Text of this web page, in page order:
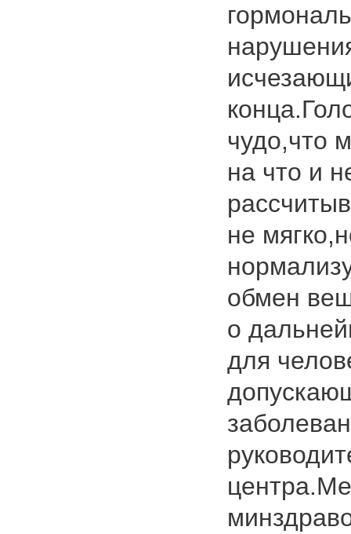
чудо,что
на что и
не
обмен
о
для